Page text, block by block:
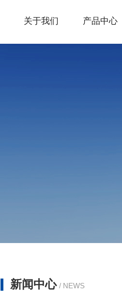
关于我们 产品中心
新闻中心 / NEWS